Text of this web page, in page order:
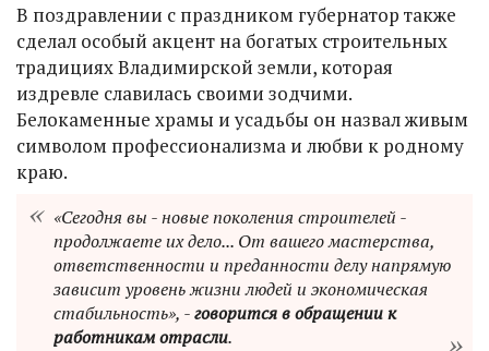
В поздравлении с праздником губернатор также
сделал особый акцент на богатых строительных
традициях Владимирской земли, которая
издревле славилась своими зодчими.
Белокаменные храмы и усадьбы он назвал живым
символом профессионализма и любви к родному
краю.
«Сегодня вы - новые поколения строителей -
продолжаете их дело... От вашего мастерства,
ответственности и преданности делу напрямую
зависит уровень жизни людей и экономическая
стабильность», -говорится в обращении к
работникам отрасли.